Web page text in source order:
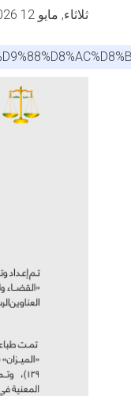
ثلاثاء, مايو 12 2026 11:39 صباحا